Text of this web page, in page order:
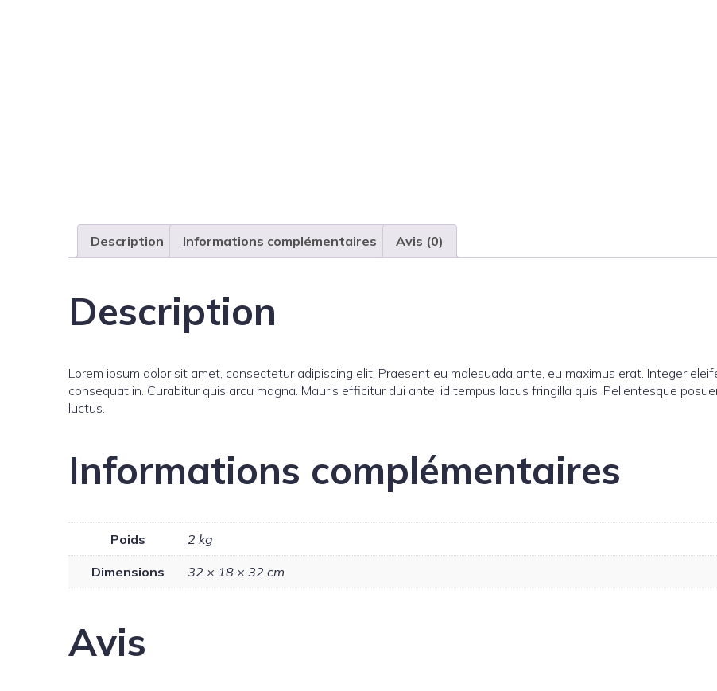
Description Informations complémentaires Avis (0)
Description
Lorem ipsum dolor sit amet, consectetur adipiscing elit. Praesent eu malesuada ante, eu maximus erat. Integer
consequat in. Curabitur quis arcu magna. Mauris efficitur dui ante, id tempus lacus fringilla quis. Pellentesque
luctus.
Informations complémentaires
Poids 2 kg
Dimensions 32 × 18 × 32 cm
Avis